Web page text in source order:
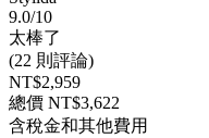
9.0/10
太棒了
(22 則評論)
NT$2,959
總價 NT$3,622
含稅金和其他費用